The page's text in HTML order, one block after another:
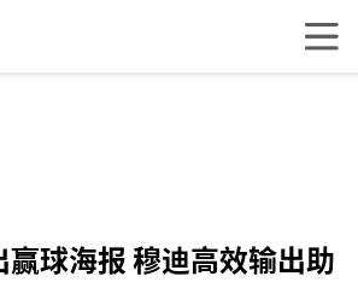
球海报 穆迪高效输出助